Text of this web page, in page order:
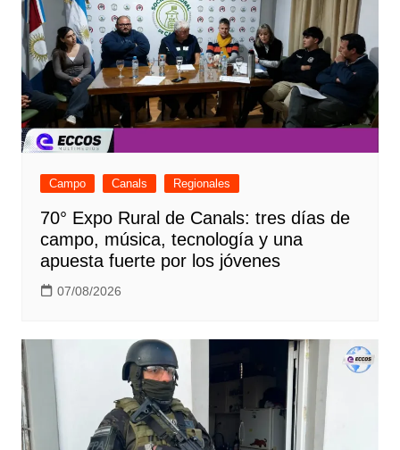
Campo Canals Regionales
70° Expo Rural de Canals: tres días de
campo, música, tecnología y una
apuesta fuerte por los jóvenes
07/08/2026